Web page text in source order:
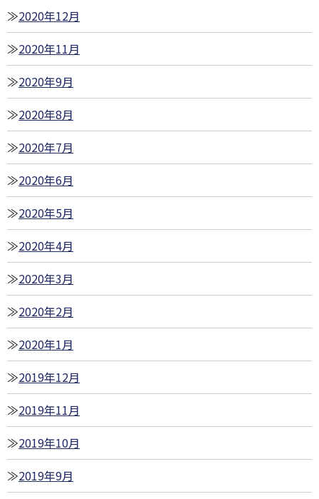
2020年12月
2020年11月
2020年9月
2020年8月
2020年7月
2020年6月
2020年5月
2020年4月
2020年3月
2020年2月
2020年1月
2019年12月
2019年11月
2019年10月
2019年9月